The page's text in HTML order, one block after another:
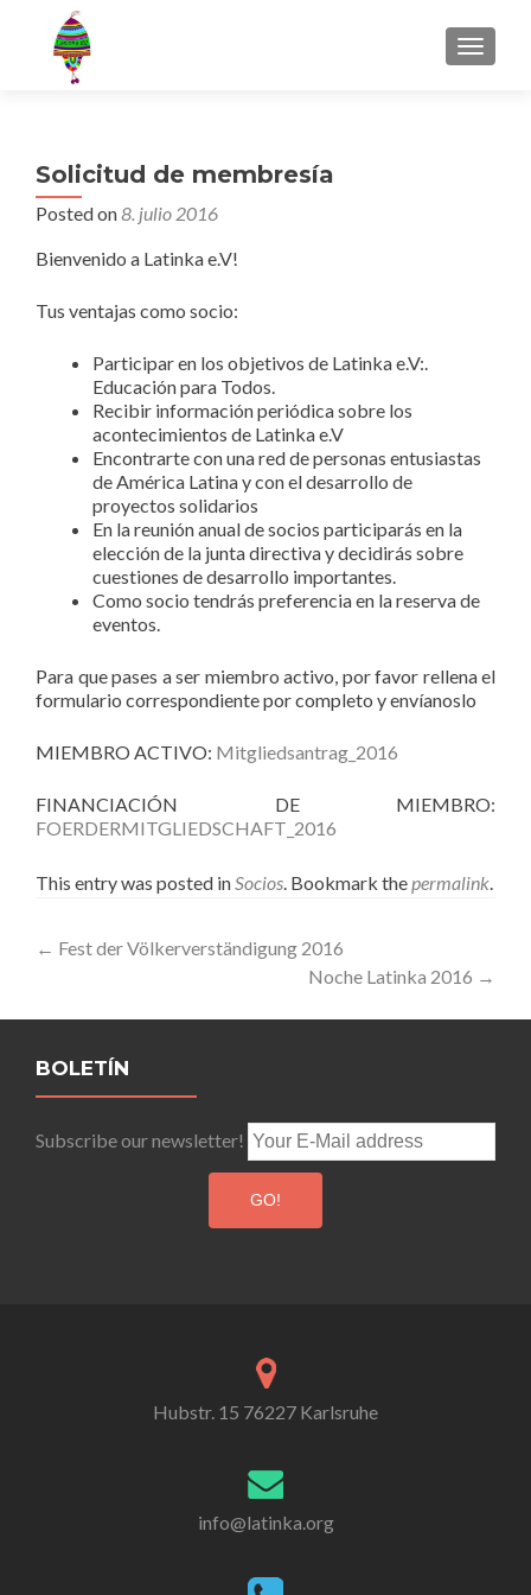
MENU
Solicitud de membresía
Posted on8. julio 2016
Bienvenido a Latinka e.V!
Tus ventajas como socio:
Participar en los objetivos de Latinka e.V:.
Educación para Todos.
Recibir información periódicasobre los
acontecimientos de Latinka e.V
Encontrarte conuna red depersonas entusiastas
de América Latina y con el desarrollo de
proyectos solidarios
En la reunión anual de socios participarás en la
elección de la junta directiva y decidirás sobre
cuestiones de desarrollo importantes.
Como socio tendrás preferencia en la reserva de
eventos.
Para que pases a ser miembro activo, por favor rellena el
formulario correspondiente por completo y envíanoslo
MIEMBRO ACTIVO: Mitgliedsantrag_2016
FINANCIACIÓN DE MIEMBRO:
FOERDERMITGLIEDSCHAFT_2016
This entry was posted inSocios. Bookmark thepermalink.
Post
← Fest der Völkerverständigung 2016
Noche Latinka 2016 →
BOLETÍN
Subscribe our newsletter!
Hubstr. 15 76227 Karlsruhe
info@latinka.org